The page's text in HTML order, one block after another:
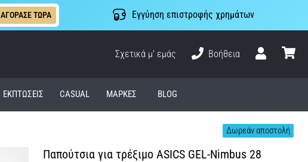
ΑΓΟΡΑΣΕ ΤΩΡΑ Εγγύηση επιστροφής χρημάτων
Σχετικά μ' εμάς
Βοήθεια
ΕΚΠΤΩΣΕΙΣ CASUAL ΜΆΡΚΕΣ BLOG
Δωρεάν αποστολή
Παπούτσια για τρέξιμο ASICS GEL-Nimbus 28